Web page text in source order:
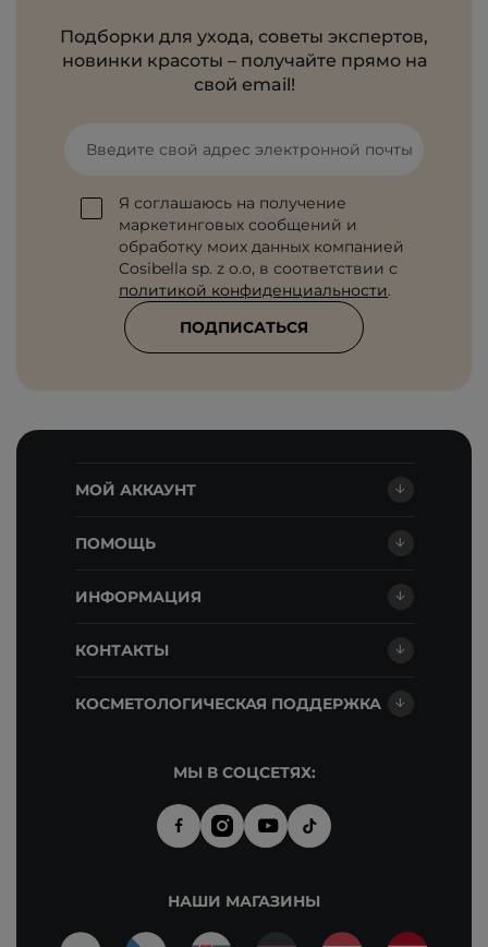
Подборки для ухода, советы экспертов,
новинки красоты – получайте прямо на
свой email!
Введите свой адрес электронной почты
Я соглашаюсь на получение
маркетинговых сообщений и
обработку моих данных компанией
Cosibella sp. z o.o, в соответствии с
политикой конфиденциальности.
ПОДПИСАТЬСЯ
МОЙ АККАУНТ
ПОМОЩЬ
ИНФОРМАЦИЯ
КОНТАКТЫ
КОСМЕТОЛОГИЧЕСКАЯ ПОДДЕРЖКА
МЫ В СОЦСЕТЯХ:
НАШИ МАГАЗИНЫ